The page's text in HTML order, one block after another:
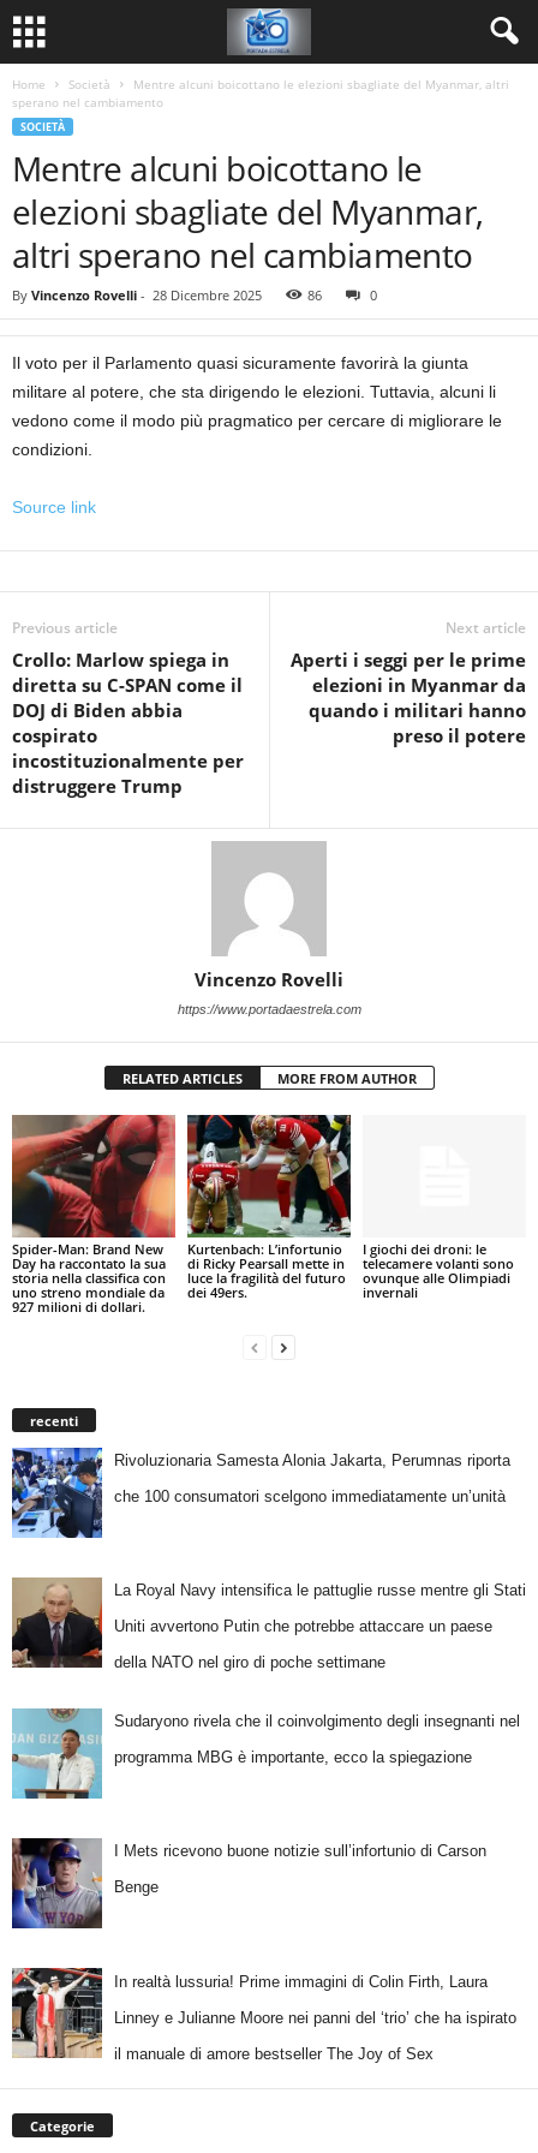
Home Società
Mentre alcuni boicottano le elezioni sbagliate del Myanmar, altri
sperano nel cambiamento
SOCIETÀ
Mentre alcuni boicottano le
elezioni sbagliate del Myanmar,
altri sperano nel cambiamento
By Vincenzo Rovelli - 28 Dicembre 2025 86 0
Il voto per il Parlamento quasi sicuramente favorirà la giunta
militare al potere, che sta dirigendo le elezioni. Tuttavia, alcuni li
vedono come il modo più pragmatico per cercare di migliorare le
condizioni.
Source link
Previous article
Crollo: Marlow spiega in
diretta su C-SPAN come il
DOJ di Biden abbia
cospirato
incostituzionalmente per
distruggere Trump
Next article
Aperti i seggi per le prime
elezioni in Myanmar da
quando i militari hanno
preso il potere
Vincenzo Rovelli
https://www.portadaestrela.com
RELATED ARTICLES MORE FROM AUTHOR
Spider-Man: Brand New
Day ha raccontato la sua
storia nella classifica con
uno streno mondiale da
927 milioni di dollari.
Kurtenbach: L’infortunio
di Ricky Pearsall mette in
luce la fragilità del futuro
dei 49ers.
I giochi dei droni: le
telecamere volanti sono
ovunque alle Olimpiadi
invernali
recenti
Rivoluzionaria Samesta Alonia Jakarta, Perumnas riporta
che 100 consumatori scelgono immediatamente un’unità
La Royal Navy intensifica le pattuglie russe mentre gli Stati
Uniti avvertono Putin che potrebbe attaccare un paese
della NATO nel giro di poche settimane
Sudaryono rivela che il coinvolgimento degli insegnanti nel
programma MBG è importante, ecco la spiegazione
I Mets ricevono buone notizie sull’infortunio di Carson
Benge
In realtà lussuria! Prime immagini di Colin Firth, Laura
Linney e Julianne Moore nei panni del ‘trio’ che ha ispirato
il manuale di amore bestseller The Joy of Sex
Categorie